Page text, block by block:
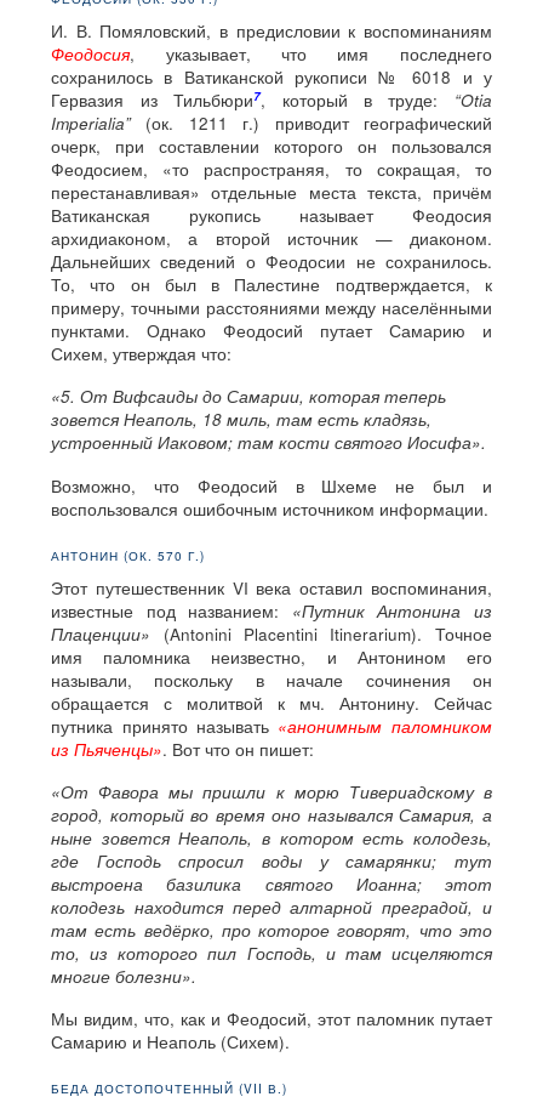
И. В. Помяловский, в предисловии к воспоминаниям
Феодосия, указывает, что имя последнего
сохранилось в Ватиканской рукописи № 6018 и у
Гервазия из Тильбюри7, который в труде: “Otia
Imperialia”(ок. 1211 г.) приводит географический
очерк, при составлении которого он пользовался
Феодосием, «то распространяя, то сокращая, то
перестанавливая» отдельные места текста, причём
Ватиканская рукопись называет Феодосия
архидиаконом, а второй источник — диаконом.
Дальнейших сведений о Феодосии не сохранилось.
То, что он был в Палестине подтверждается, к
примеру, точными расстояниями между населёнными
пунктами. Однако Феодосий путает Самарию и
Сихем, утверждая что:
«5. От Вифсаиды до Самaрии, которая теперь
зовется Неаполь, 18 миль, там есть кладязь,
устроенный Иаковом; там кости святого Иосифа».
Возможно, что Феодосий в Шхеме не был и
воспользовался ошибочным источником информации.
АНТОНИН (ОК. 570 Г.)
Этот путешественник VI века оставил воспоминания,
известные под названием: «Путник Антонина из
Плаценции» (Antonini Placentini Itinerarium). Точное
имя паломника неизвестно, и Антонином его
называли, поскольку в начале сочинения он
обращается с молитвой к мч. Антонину. Сейчас
путника принято называть «анонимным паломником
из Пьяченцы». Вот что он пишет:
«От Фавора мы пришли к морю Тивериадскому в
город, который во время оно назывался Самария, а
ныне зовется Неаполь, в котором есть колодезь,
где Господь спросил воды у самарянки; тут
выстроена базилика святого Иоанна; этот
колодезь находится перед алтарной преградой, и
там есть ведёрко, про которое говорят, что это
то, из которого пил Господь, и там исцеляются
многие болезни».
Мы видим, что, как и Феодосий, этот паломник путает
Самарию и Неаполь (Сихем).
БЕДА ДОСТОПОЧТЕННЫЙ (VII В.)